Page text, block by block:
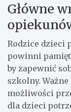
Główne
Rodzice dzieci
powinni
by zapewnić
szkolny.
możliwości
dla dzieci